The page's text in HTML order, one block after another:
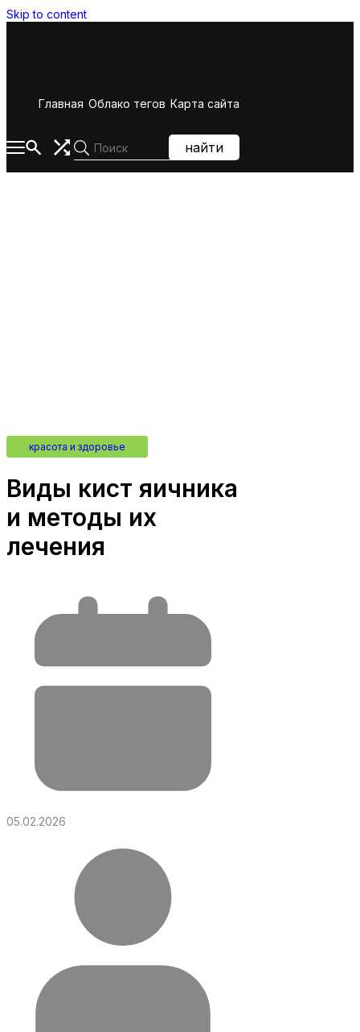
Skip to content
Главная Облако тегов Карта сайта
найти
красота и здоровье
Виды кист яичника
и методы их
лечения
05.02.2026